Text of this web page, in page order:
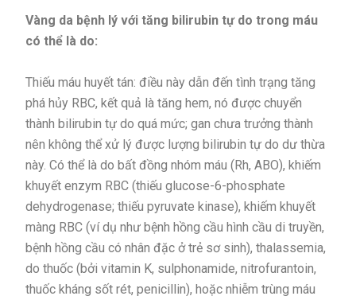
Vàng da bệnh lý với tăng bilirubin tự do trong máu
có thể là do:
Thiếu máu huyết tán: điều này dẫn đến tình trạng tăng
phá hủy RBC, kết quả là tăng hem, nó được chuyển
thành bilirubin tự do quá mức; gan chưa trưởng thành
nên không thể xử lý được lượng bilirubin tự do dư thừa
này. Có thể là do bất đồng nhóm máu (Rh, ABO), khiếm
khuyết enzym RBC (thiếu glucose-6-phosphate
dehydrogenase; thiếu pyruvate kinase), khiếm khuyết
màng RBC (ví dụ như bệnh hồng cầu hình cầu di truyền,
bệnh hồng cầu có nhân đặc ở trẻ sơ sinh), thalassemia,
do thuốc (bởi vitamin K, sulphonamide, nitrofurantoin,
thuốc kháng sốt rét, penicillin), hoặc nhiễm trùng máu